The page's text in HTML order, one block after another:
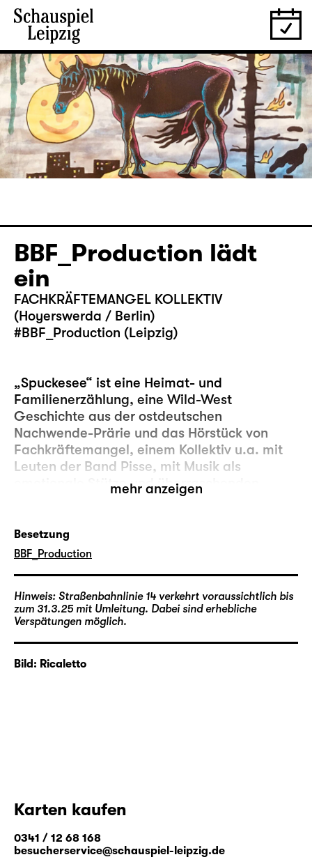
­BBF_Production lädt
ein
FACHKRÄFTEMANGEL KOLLEKTIV
(Hoyerswerda / Berlin)
#BBF_Production (Leipzig)
„Spuckesee“ ist eine Heimat- und
Familienerzählung, eine Wild-West
Geschichte aus der ostdeutschen
Nachwende-Prärie und das Hörstück von
Fachkräftemangel, einem Kollektiv u.a. mit
Leuten der Band Pisse, mit Musik als
emotionale Stütze und überraschenden
Never change a winning team! Nach vier spektakulären
Salon-Abenden der Reihe „
von Vivaldi)“ in der vergangenen Saison kehrt das Punk-
Residenz zurück. In aller Bescheidenheit überlassen sie
nun die Bühne ihren Gästen, mit denen sie vier
bezaubernde Abende in der Begegnung von Konzert und
Show-Einlagen kuratieren. Kein Abend gleicht dem
anderen, und es bleibt stets überraschend, aus welchen
Kombinationen sich explosive Stimmungen zaubern
Einladung mit offenem Ausgang.
mehr anzeigen
Besetzung
­BBF_Production
Hinweis: Straßenbahnlinie 14 verkehrt voraussichtlich bis
zum 31.3.25 mit Umleitung. Dabei sind erhebliche
Verspätungen möglich.
Bild: Ricaletto
Karten kaufen
0341 / 12 68 168
besucherservice@schauspiel-leipzig.de